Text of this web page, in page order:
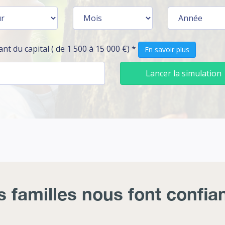
familles nous font